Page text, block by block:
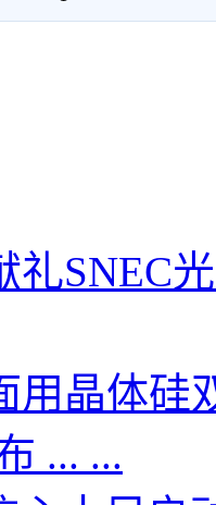
礼SNEC
用晶体硅
... ...